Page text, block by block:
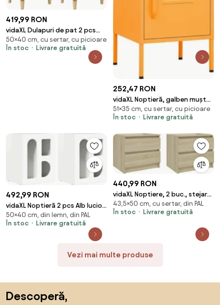
419,99 RON
vidaXL Dulapuri de pat 2 pcs
Stejar Artizanal 40 x 35 x 50 cm
50×40 cm, cu sertar, cu picioare
În stoc
Livrare gratuită
252,47 RON
vidaXL Noptieră, galben muștar,
35x35x51 cm oțel
51×35 cm, cu sertar, cu picioare
În stoc
Livrare gratuită
492,99 RON
vidaXL Noptieră 2 pcs Alb lucios
40 x 35 x 50 cm Lemn compozit
50×40 cm, din lemn, din PAL
În stoc
Livrare gratuită
440,99 RON
vidaXL Noptiere, 2 buc., stejar
sonoma, 50x39x43,5 cm, PAL
43,5×50 cm, cu sertar, din PAL
În stoc
Livrare gratuită
Vezi mai multe produse
Descoperă,